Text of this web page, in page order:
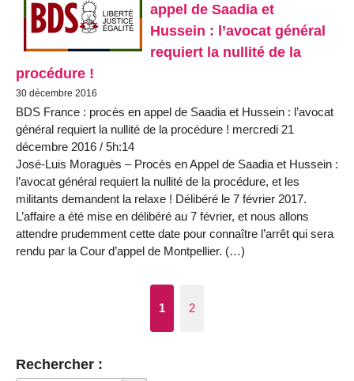
appel de Saadia et
Hussein : l’avocat général
requiert la nullité de la
procédure !
30 décembre 2016
BDS France : procès en appel de Saadia et Hussein : l’avocat
général requiert la nullité de la procédure ! mercredi 21
décembre 2016 / 5h:14
José-Luis Moraguès – Procès en Appel de Saadia et Hussein :
l’avocat général requiert la nullité de la procédure, et les
militants demandent la relaxe ! Délibéré le 7 février 2017.
L’affaire a été mise en délibéré au 7 février, et nous allons
attendre prudemment cette date pour connaître l’arrêt qui sera
rendu par la Cour d’appel de Montpellier. (…)
1 2
Rechercher :